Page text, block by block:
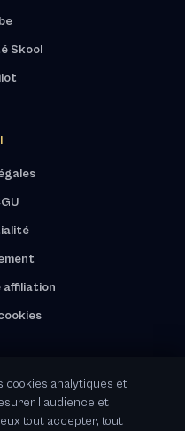
Skool
UE désigné
cookies analytiques et
l'audience et
tout accepter, tout